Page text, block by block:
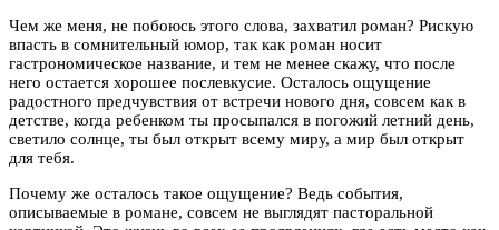
Чем же меня, не побоюсь этого слова, захватил роман? Рискую
впасть в сомнительный юмор, так как роман носит
гастрономическое название, и тем не менее скажу, что после
него остается хорошее послевкусие. Осталось ощущение
радостного предчувствия от встречи нового дня, совсем как в
детстве, когда ребенком ты просыпался в погожий летний день,
светило солнце, ты был открыт всему миру, а мир был открыт
для тебя.
Почему же осталось такое ощущение? Ведь события,
описываемые в романе, совсем не выглядят пасторальной